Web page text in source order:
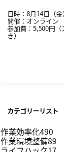
日時：8月14日（
開催：オンライン
参加費：5,500円
き）
カテゴリーリスト
作業効率化490
作業環境整備89